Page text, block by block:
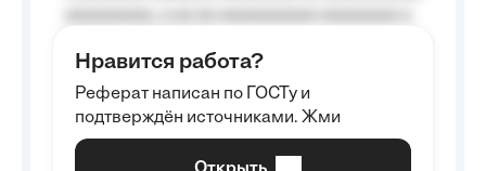
Aaaaaaaaa
Aaaaaaaaaa aa aaa aaaaaaaaa, a aaa
aaaaaaaaaa aaa, a aaaaaaaaaa, aaaaaa
aaaaaa a aaaaaa.
Нравится работа?
Реферат написан по ГОСТу и
подтверждён источниками. Жми